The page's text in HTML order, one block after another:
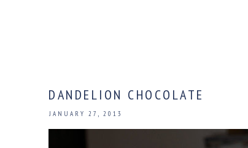
DANDELION CHOCOLATE
JANUARY 27, 2013